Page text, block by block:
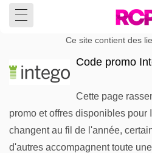
Ce site contient des
Code promo
Cette page
promo et offres disponibles pour
changent au fil de l'année,
d'autres accompagnent toute